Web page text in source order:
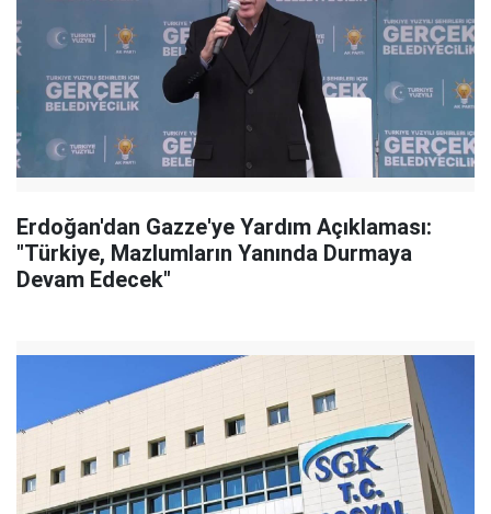
Erdoğan'dan Gazze'ye Yardım Açıklaması:
"Türkiye, Mazlumların Yanında Durmaya
Devam Edecek"